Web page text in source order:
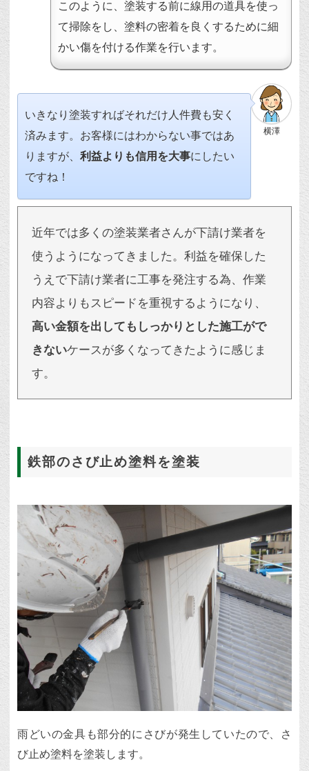
このように、塗装する前に線用の道具を使っ
て掃除をし、塗料の密着を良くするために細
かい傷を付ける作業を行います。
横澤
いきなり塗装すればそれだけ人件費も安く
済みます。お客様にはわからない事ではあ
りますが、利益よりも信用を大事にしたい
ですね！
近年では多くの塗装業者さんが下請け業者を
使うようになってきました。利益を確保した
うえで下請け業者に工事を発注する為、作業
内容よりもスピードを重視するようになり、
高い金額を出してもしっかりとした施工がで
きないケースが多くなってきたように感じま
す。
鉄部のさび止め塗料を塗装
雨どいの金具も部分的にさびが発生していたので、さ
び止め塗料を塗装します。